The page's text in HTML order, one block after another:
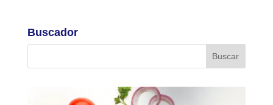
Buscador